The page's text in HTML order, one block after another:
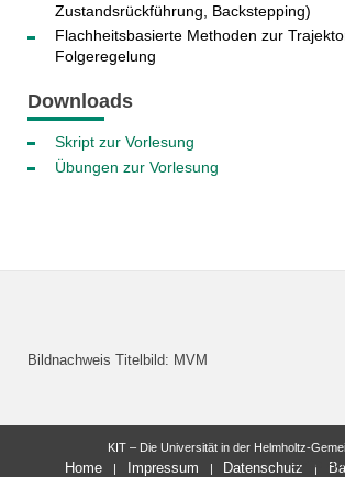
Zustandsrückführung, Backstepping)
Flachheitsbasierte Methoden zur
Folgeregelung
Downloads
Skript zur Vorlesung
Übungen zur Vorlesung
Bildnachweis Titelbild: MVM
letzte
KIT – Die Universität in der Helmholtz-
Home Impressum Datenschutz